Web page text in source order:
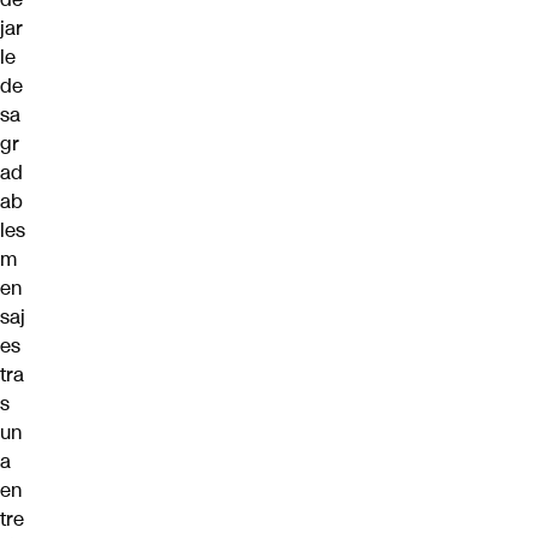
jar
le
de
sa
gr
ad
ab
les
m
en
saj
es
tra
s
un
a
en
tre